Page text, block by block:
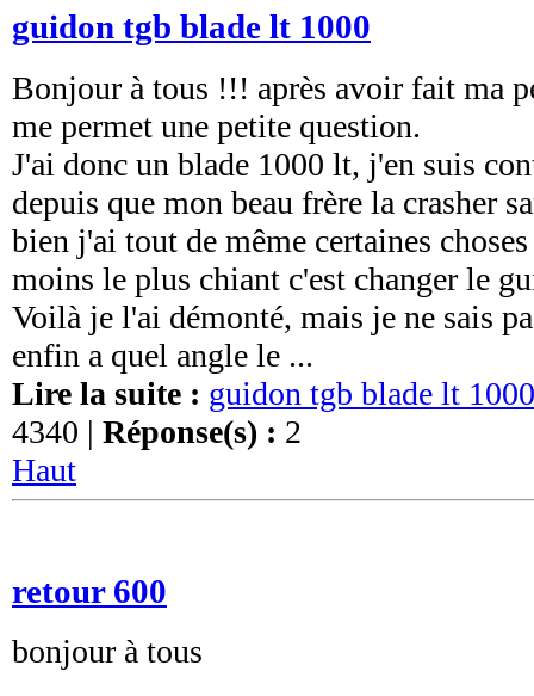
guidon tgb blade lt 1000
Bonjour à tous !!! après avoir fait ma
me permet une petite question.
J'ai donc un blade 1000 lt, j'en suis
depuis que mon beau frère la crasher
bien j'ai tout de même certaines
moins le plus chiant c'est changer le
Voilà je l'ai démonté, mais je ne sais
enfin a quel angle le ...
Lire la suite : guidon tgb blade lt 1000
4340 | Réponse(s) : 2
Haut
retour 600
bonjour à tous